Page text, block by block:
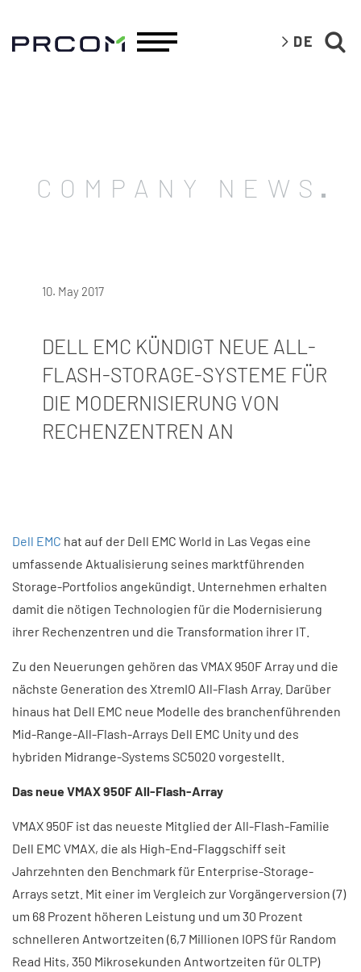
DE
COMPANY NEWS
10. May 2017
DELL EMC KÜNDIGT NEUE ALL-
FLASH-STORAGE-SYSTEME FÜR
DIE MODERNISIERUNG VON
RECHENZENTREN AN
Dell EMC hat auf der Dell EMC World in Las Vegas eine
umfassende Aktualisierung seines marktführenden
Storage-Portfolios angekündigt. Unternehmen erhalten
damit die nötigen Technologien für die Modernisierung
ihrer Rechenzentren und die Transformation ihrer IT.
Zu den Neuerungen gehören das VMAX 950F Array und die
nächste Generation des XtremIO All-Flash Array. Darüber
hinaus hat Dell EMC neue Modelle des branchenführenden
Mid-Range-All-Flash-Arrays Dell EMC Unity und des
hybriden Midrange-Systems SC5020 vorgestellt.
Das neue VMAX 950F All-Flash-Array
VMAX 950F ist das neueste Mitglied der All-Flash-Familie
Dell EMC VMAX, die als High-End-Flaggschiff seit
Jahrzehnten den Benchmark für Enterprise-Storage-
Arrays setzt. Mit einer im Vergleich zur Vorgängerversion (7)
um 68 Prozent höheren Leistung und um 30 Prozent
schnelleren Antwortzeiten (6,7 Millionen IOPS für Random
Read Hits, 350 Mikrosekunden Antwortzeiten für OLTP)